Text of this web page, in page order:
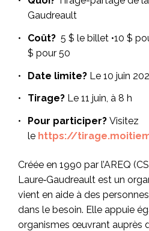
Gaudreault
Coût? 5 $ le billet •10 $
$ pour 50
Date limite? Le 10 juin
Tirage? Le 11 juin, à 8 h
Pour participer? Visitez
le https://
Créée en 1990 par l’AREQ
Laure‑Gaudreault est un
vient en aide à des
dans le besoin. Elle appuie
organismes œuvrant auprès